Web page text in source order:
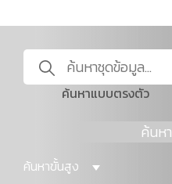
ค้นหาแบบตรงตัว
ค้นหา
ค้นหาขั้นสูง